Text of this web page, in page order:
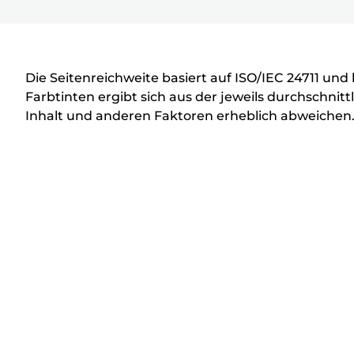
c
k
e
Die Seitenreichweite basiert auf ISO/IEC 24711
Farbtinten ergibt sich aus der jeweils
Inhalt und anderen Faktoren erheblich abweichen.